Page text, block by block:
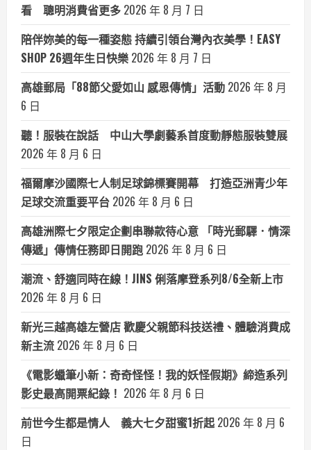
看 聰明消費省更多 2026 年 8 月 7 日
陪伴妳美的每一種姿態 持續引領台灣內衣美學！EASY
SHOP 26週年生日快樂 2026 年 8 月 7 日
高雄郵局「88節父愛如山 感恩傳情」活動 2026 年 8 月
6 日
聽！服裝在說話 中山大學劇藝系首度動靜態服裝雙展
2026 年 8 月 6 日
福爾摩沙國際七人制足球錦標賽開幕 打造亞洲青少年
足球交流重要平台 2026 年 8 月 6 日
高雄洲際七夕限定企劃串聯款待心意 「時光郵驛．情深
傳遞」傳情任務即日開跑 2026 年 8 月 6 日
潮流、舒適同時在線！JINS 俐落摩登系列8/6全新上市
2026 年 8 月 6 日
新光三越高雄左營店 歡慶父親節科技送禮、體驗消費成
新主流 2026 年 8 月 6 日
《電影蠟筆小新：奇奇怪怪！我的妖怪假期》締造系列
影史最高開票紀錄！ 2026 年 8 月 6 日
前世今生都是情人 義大七夕甜蜜1折起 2026 年 8 月 6
日